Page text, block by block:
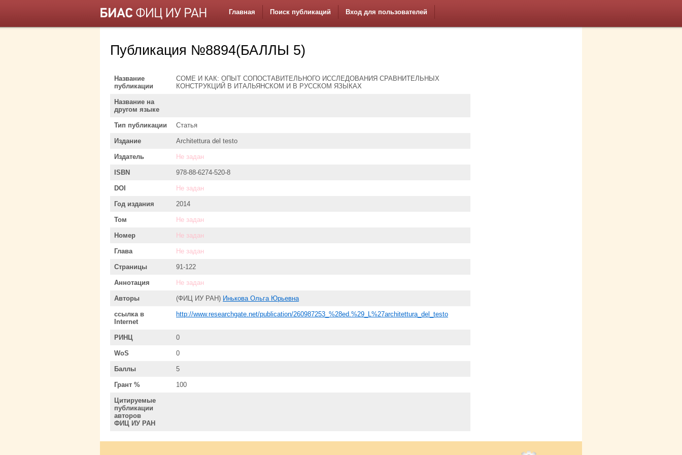
Главная Поиск публикаций Вход для пользователей
Публикация №8894(БАЛЛЫ 5)
Название
публикации
COME И КАК: ОПЫТ СОПОСТАВИТЕЛЬНОГО ИССЛЕДОВАНИЯ СРАВНИТЕЛЬНЫХ
КОНСТРУКЦИЙ В ИТАЛЬЯНСКОМ И В РУССКОМ ЯЗЫКАХ
Название на
другом языке
Тип публикации Статья
Издание Architettura del testo
Издатель Не задан
ISBN 978-88-6274-520-8
DOI Не задан
Год издания 2014
Том Не задан
Номер Не задан
Глава Не задан
Страницы 91-122
Аннотация Не задан
Авторы (ФИЦ ИУ РАН) Инькова Ольга Юрьевна
ссылка в
Internet
http://www.researchgate.net/publication/260987253_%28ed.%29_L%27architettura_del_testo
РИНЦ 0
WoS 0
Баллы 5
Грант % 100
Цитируемые
публикации
авторов
ФИЦ ИУ РАН